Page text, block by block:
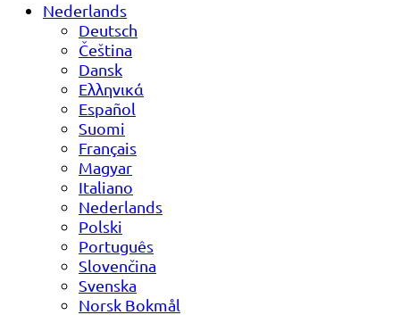
Nederlands
Deutsch
Čeština
Dansk
Ελληνικά
Español
Suomi
Français
Magyar
Italiano
Nederlands
Polski
Português
Slovenčina
Svenska
Norsk Bokmål